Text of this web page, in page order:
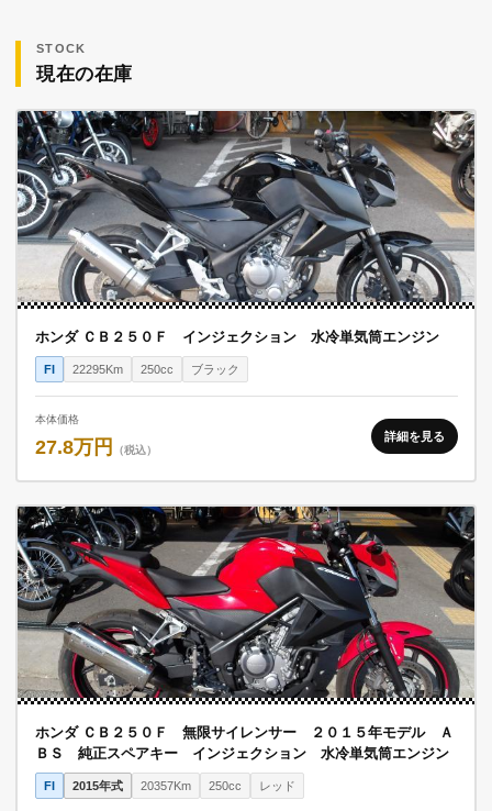
STOCK
現在の在庫
ホンダ ＣＢ２５０Ｆ インジェクション 水冷単気筒エンジン
FI 22295Km 250cc ブラック
本体価格
27.8万円 （税込）
詳細を見る
ホンダ ＣＢ２５０Ｆ 無限サイレンサー ２０１５年モデル Ａ
ＢＳ 純正スペアキー インジェクション 水冷単気筒エンジン
FI 2015年式 20357Km 250cc レッド